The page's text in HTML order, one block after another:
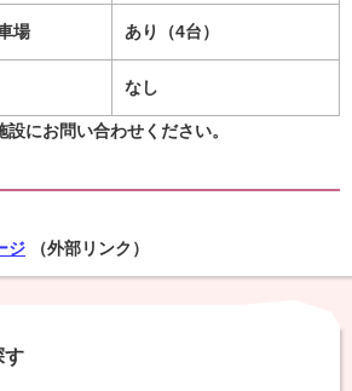
場 あり（4台）
なし
にお問い合わせください。
ジ （外部リンク）
す